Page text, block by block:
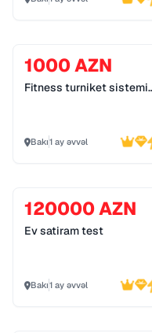
1000 AZN
Fitness turniket sistemi
Bakı1 ay əvvəl
120000 AZN
Ev satiram test
Bakı1 ay əvvəl